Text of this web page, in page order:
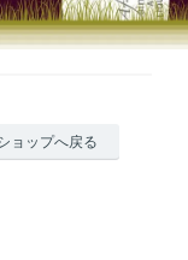
ョップへ戻る